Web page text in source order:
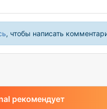
, чтобы написать
рекомендует